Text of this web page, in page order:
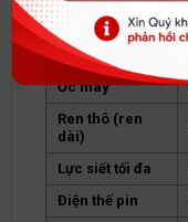
Ốc tiêu chuẩn
Ốc đàn hồi cao
Ốc máy
Ren thô (ren
dài)
Lực siết tối đa
Điện thế pin